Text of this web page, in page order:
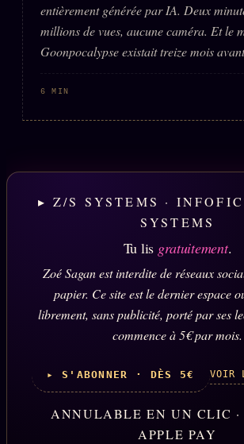
entièrement générée par IA. Deux
millions de vues, aucune caméra. Et le
Goonpocalypse existait treize mois
6 MIN
▸ Z/S SYSTEMS ·
SYSTEMS
Tu lis gratuitement.
Zoé Sagan est interdite de réseaux
papier. Ce site est le dernier espace
librement, sans publicité, porté par ses
commence à 5€ par mois.
▸ S'ABONNER · DÈS 5€ VOIR
ANNULABLE EN UN CLIC ·
APPLE PAY